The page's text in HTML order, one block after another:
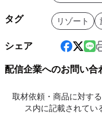
タグ リゾート
シェア
配信企業へのお問い合
取材依頼・商品に対す
ス内に記載されてい